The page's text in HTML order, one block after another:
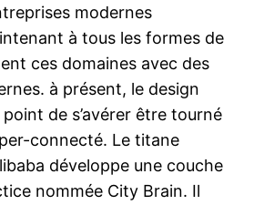
modernes
à tous les formes de
ces domaines avec des
à présent, le design
de s’avérer être tourné
connecté. Le titane
développe une couche
nommée City Brain. Il